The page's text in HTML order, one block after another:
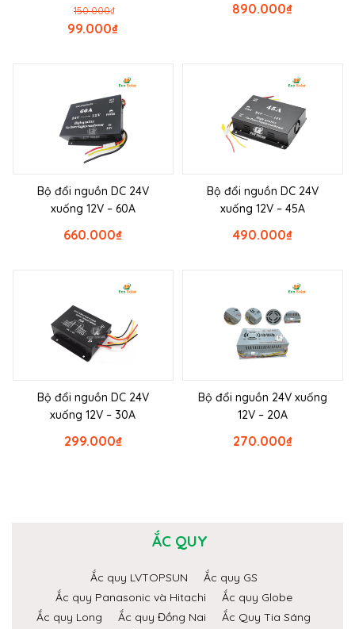
₫
150.000
₫
99.000
₫
890.000
Bộ đổi nguồn DC 24V
xuống 12V – 60A
₫
660.000
Bộ đổi nguồn DC 24V
xuống 12V – 45A
₫
490.000
Bộ đổi nguồn DC 24V
xuống 12V – 30A
₫
299.000
Bộ đổi nguồn 24V xuống
12V – 20A
₫
270.000
ẮC QUY
Ắc quy LVTOPSUN
Ắc quy GS
Ắc quy Panasonic và Hitachi
Ắc quy Globe
Ắc quy Long
Ắc quy Đồng Nai
Ắc Quy Tia Sáng